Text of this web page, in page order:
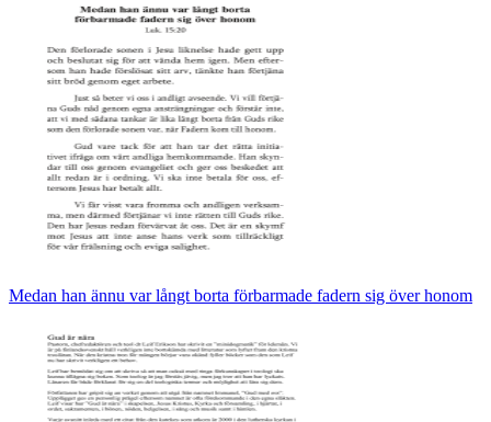
Medan han ännu var långt borta förbarmade fadern sig över honom